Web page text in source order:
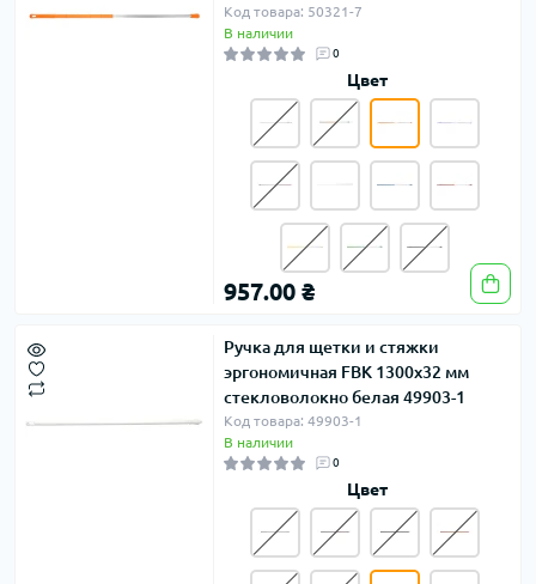
Код товара: 50321-7
В наличии
0
Цвет
957.00 ₴
Ручка для щетки и стяжки
эргономичная FBK 1300х32 мм
стекловолокно белая 49903-1
Код товара: 49903-1
В наличии
0
Цвет